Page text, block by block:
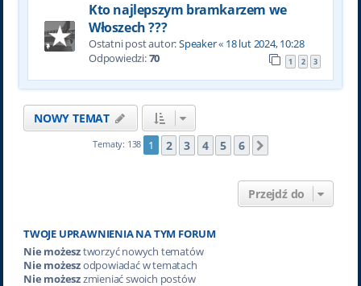
Kto najlepszym bramkarzem we
Włoszech ???
Ostatni post autor:Speaker« 18 lut 2024, 10:28
Odpowiedzi:70 1 2 3
NOWY TEMAT
Tematy: 138 1 2 3 4 5 6
Przejdź do
TWOJE UPRAWNIENIA NA TYM FORUM
Nie możesztworzyć nowych tematów
Nie możeszodpowiadać w tematach
Nie możeszzmieniać swoich postów